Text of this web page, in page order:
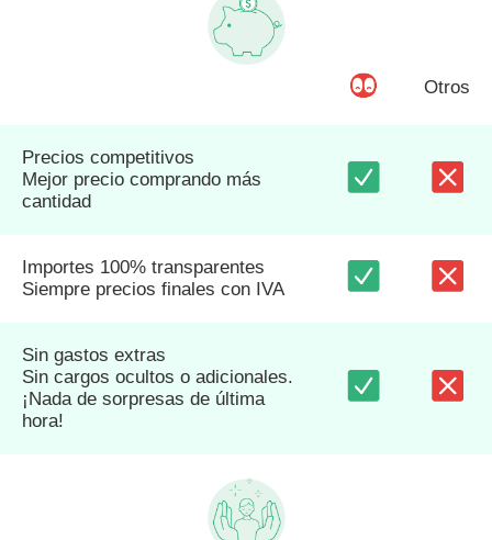
Otros
Precios competitivos
Mejor precio comprando más
cantidad
Importes 100% transparentes
Siempre precios finales con IVA
Sin gastos extras
Sin cargos ocultos o adicionales.
¡Nada de sorpresas de última
hora!